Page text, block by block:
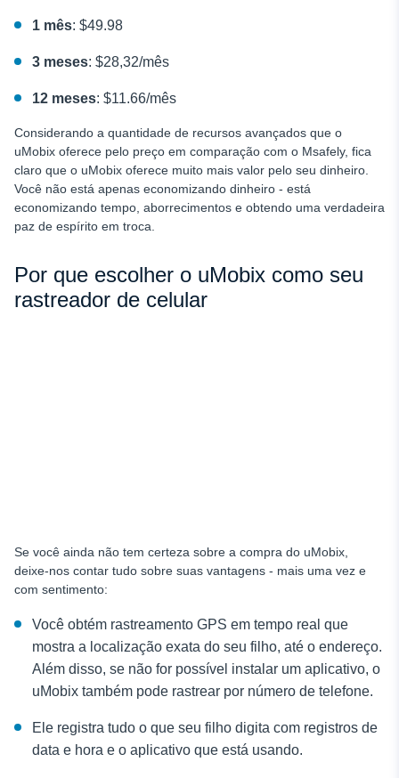
1 mês: $49.98
3 meses: $28,32/mês
12 meses: $11.66/mês
Considerando a quantidade de recursos avançados que o
uMobix oferece pelo preço em comparação com o Msafely, fica
claro que o uMobix oferece muito mais valor pelo seu dinheiro.
Você não está apenas economizando dinheiro - está
economizando tempo, aborrecimentos e obtendo uma verdadeira
paz de espírito em troca.
Por que escolher o uMobix como seu
rastreador de celular
Se você ainda não tem certeza sobre a compra do uMobix,
deixe-nos contar tudo sobre suas vantagens - mais uma vez e
com sentimento:
Você obtém rastreamento GPS em tempo real que
mostra a localização exata do seu filho, até o endereço.
Além disso, se não for possível instalar um aplicativo, o
uMobix também pode rastrear por número de telefone.
Ele registra tudo o que seu filho digita com registros de
data e hora e o aplicativo que está usando.